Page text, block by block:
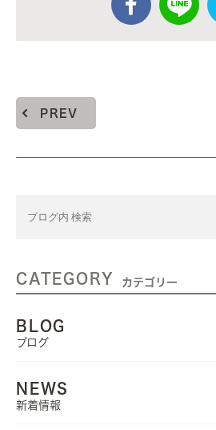
PREV
CATEGORY カテゴリー
BLOG
ブログ
NEWS
新着情報